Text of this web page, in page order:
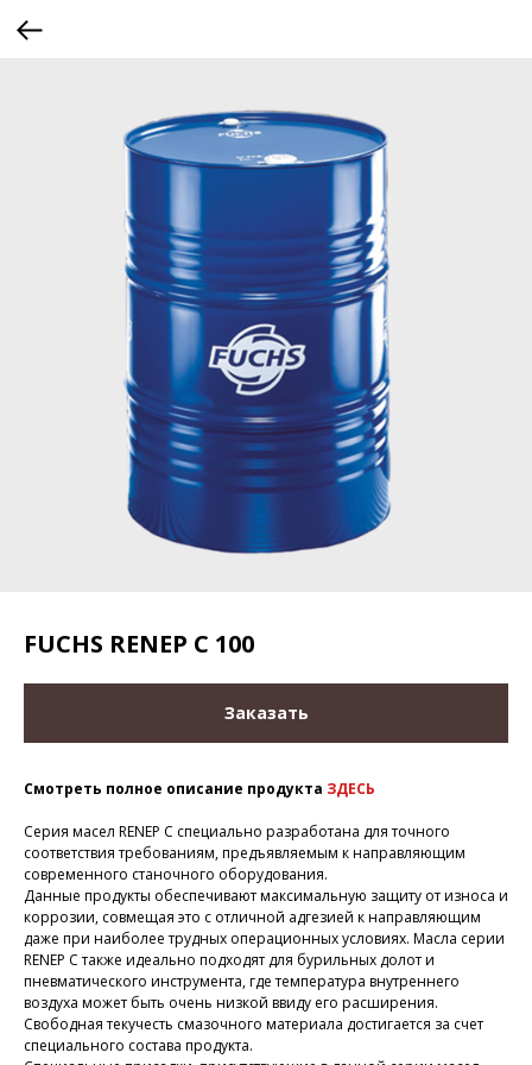
FUCHS RENEP C 100
Заказать
Смотреть полное описание продукта ЗДЕСЬ
Серия масел RENEP C специально разработана для точного
соответствия требованиям, предъявляемым к направляющим
современного станочного оборудования.
Данные продукты обеспечивают максимальную защиту от износа и
коррозии, совмещая это с отличной адгезией к направляющим
даже при наиболее трудных операционных условиях. Масла серии
RENEP C также идеально подходят для бурильных долот и
пневматического инструмента, где температура внутреннего
воздуха может быть очень низкой ввиду его расширения.
Свободная текучесть смазочного материала достигается за счет
специального состава продукта.